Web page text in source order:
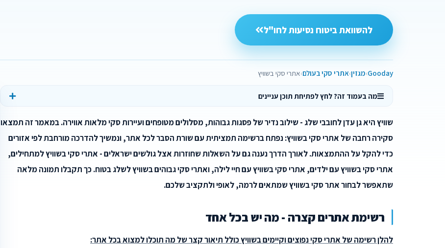
להשוואת ביטוח נסיעות לחו"ל
Gooday מגזין אתרי סקי בעולם אתרי סקי בשוויץ
מה בעמוד זה? לחץ לפתיחת תוכן עניינים
שוויץ היא גן עדן לחובבי שלג - שילוב נדיר של פסגות גבוהות, מסלולים מטופחים ועיירות סקי מלאות אווירה. במאמר זה תמצאו
סקירה רחבה של אתרי סקי בשוויץ: נפתח ברשימה תמציתית עם שורת הסבר לכל אתר, ונמשיך להדרכה מורחבת לפי אזורים
כדי להקל על ההתמצאות. לאורך הדרך נענה גם על השאלות שחוזרות אצל גולשים ישראלים - אתרי סקי בשוויץ למתחילים,
אתרי סקי בשוויץ עם ילדים, אתרי סקי בשוויץ עם חיי לילה, ואתרי סקי גבוהים בשוויץ לשלג בטוח. כך תקבלו תמונה מלאה
שתאפשר לבחור אתר סקי בשוויץ שמתאים לרמה, לאופי ולתקציב שלכם.
רשימת אתרים קצרה - מה יש בכל אחד
להלן רשימה של אתרי סקי נפוצים וקיימים בשוויץ כולל תיאור קצר של מה תוכלו למצוא בכל אתר: